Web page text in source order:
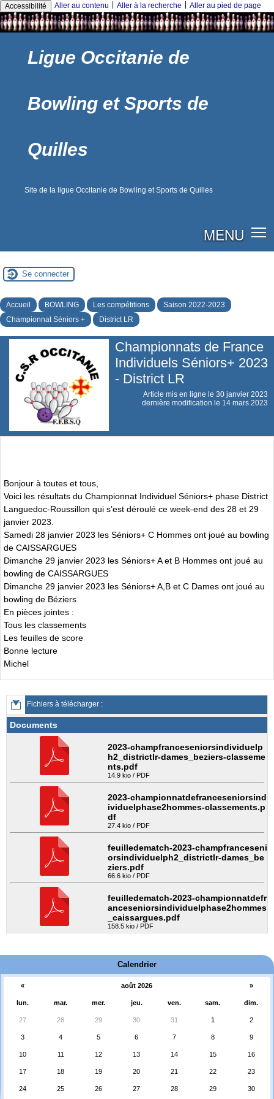
Accessibilité Aller au contenu Aller à la recherche Aller au pied de page
Ligue Occitanie de
Bowling et Sports de
Quilles
Site de la ligue Occitanie de Bowling et Sports de Quilles
MENU
Se connecter
Accueil BOWLING Les compétitions
Saison 2022-2023
Championnat Séniors +
District LR
Championnats de France
Individuels Séniors+ 2023
- District LR
Article mis en ligne le 30 janvier 2023
dernière modification le 14 mars 2023
Bonjour à toutes et tous,
Voici les résultats du Championnat Individuel Séniors+ phase District
Languedoc-Roussillon qui s’est déroulé ce week-end des 28 et 29
janvier 2023.
Samedi 28 janvier 2023 les Séniors+ C Hommes ont joué au bowling
de CAISSARGUES
Dimanche 29 janvier 2023 les Séniors+ A et B Hommes ont joué au
bowling de CAISSARGUES
Dimanche 29 janvier 2023 les Séniors+ A,B et C Dames ont joué au
bowling de Béziers
En pièces jointes :
Tous les classements
Les feuilles de score
Bonne lecture
Michel
Fichiers à télécharger :
Documents
2023-champfranceseniorsindividuelp
h2_districtlr-dames_beziers-classeme
nts.pdf
14.9 kio / PDF
2023-championnatdefranceseniorsind
ividuelphase2hommes-classements.p
df
27.4 kio / PDF
feuilledematch-2023-champfranceseni
orsindividuelph2_districtlr-dames_be
ziers.pdf
66.6 kio / PDF
feuilledematch-2023-championnatdefr
anceseniorsindividuelphase2hommes
_caissargues.pdf
158.5 kio / PDF
Calendrier
« août 2026 »
lun. mar. mer. jeu. ven. sam. dim.
27 28 29 30 31 1 2
3 4 5 6 7 8 9
10 11 12 13 14 15 16
17 18 19 20 21 22 23
24 25 26 27 28 29 30